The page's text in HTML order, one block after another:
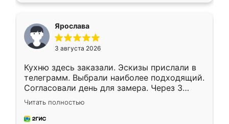
Ярослава
3 августа 2026
Кухню здесь заказали. Эскизы прислали в
телеграмм. Выбрали наиболее подходящий.
Согласовали день для замера. Через 3
недели кухня была уже готова. Остались
довольны работой. Спасибо Ренессанс
мебель за качественную работу!
Читать полностью